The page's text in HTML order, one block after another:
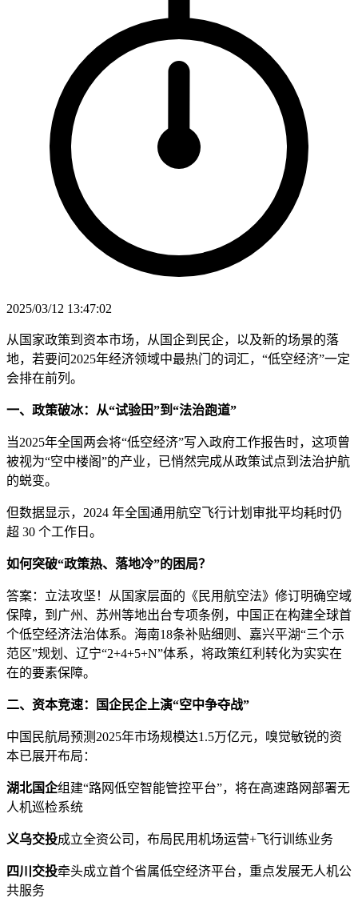
2025/03/12 13:47:02
从国家政策到资本市场，从国企到民企，以及新的场景的落
地，若要问2025年经济领域中最热门的词汇，“低空经济”一定
会排在前列。
一、政策破冰：从“试验田”到“法治跑道”
当2025年全国两会将“低空经济”写入政府工作报告时，这项曾
被视为“空中楼阁”的产业，已悄然完成从政策试点到法治护航
的蜕变。
但数据显示，2024 年全国通用航空飞行计划审批平均耗时仍
超 30 个工作日。
如何突破“政策热、落地冷”的困局？
答案：立法攻坚！从国家层面的《民用航空法》修订明确空域
保障，到广州、苏州等地出台专项条例，中国正在构建全球首
个低空经济法治体系。海南18条补贴细则、嘉兴平湖“三个示
范区”规划、辽宁“2+4+5+N”体系，将政策红利转化为实实在
在的要素保障。
二、资本竞速：国企民企上演“空中争夺战”
中国民航局预测2025年市场规模达1.5万亿元，嗅觉敏锐的资
本已展开布局：
湖北国企组建“路网低空智能管控平台”，将在高速路网部署无
人机巡检系统
义乌交投成立全资公司，布局民用机场运营+飞行训练业务
四川交投牵头成立首个省属低空经济平台，重点发展无人机公
共服务